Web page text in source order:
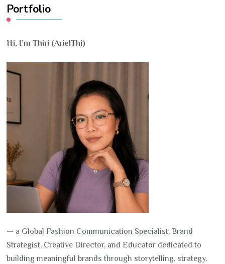
Portfolio
Hi, I’m Thiri (ArielThi)
— a Global Fashion Communication Specialist, Brand
Strategist, Creative Director, and Educator dedicated to
building meaningful brands through storytelling, strategy,